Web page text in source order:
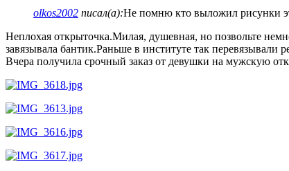
olkos2002 писал(а):Не помню кто выложил
Неплохая открыточка.Милая, душевная, но позвольте
завязывала бантик.Раньше в институте так
Вчера получила срочный заказ от девушки на мужскую